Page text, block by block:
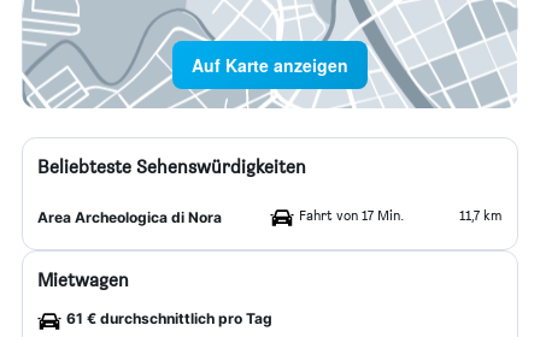
Auf Karte anzeigen
Beliebteste Sehenswürdigkeiten
Area Archeologica di Nora Fahrt von 17 Min. 11,7 km
Mietwagen
61 € durchschnittlich pro Tag